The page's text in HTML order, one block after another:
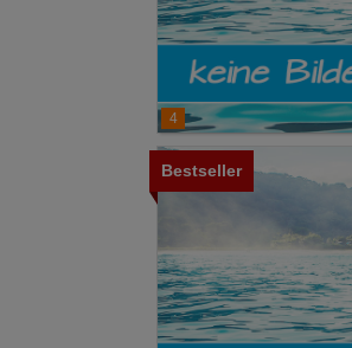
4
Bestseller